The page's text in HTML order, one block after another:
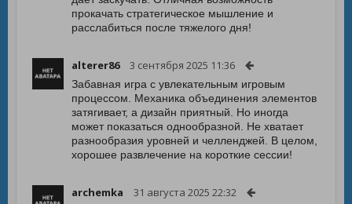
прокачать стратегическое мышление и
расслабиться после тяжелого дня!
alterer86 3 сентября 2025 11:36
Забавная игра с увлекательным игровым
процессом. Механика объединения элементов
затягивает, а дизайн приятный. Но иногда
может показаться однообразной. Не хватает
разнообразия уровней и челленджей. В целом,
хорошее развлечение на короткие сессии!
archemka 31 августа 2025 22:32